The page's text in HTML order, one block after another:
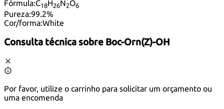
Fórmula:C18H26N2O6
Pureza:99.2%
Cor/forma:White
Consulta técnica sobre Boc-Orn(Z)-OH
Por favor, utilize o carrinho para solicitar um orçamento ou
uma encomenda